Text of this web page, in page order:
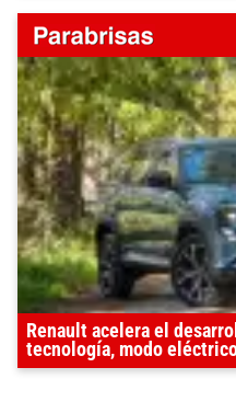
Renault acelera el
tecnología, modo